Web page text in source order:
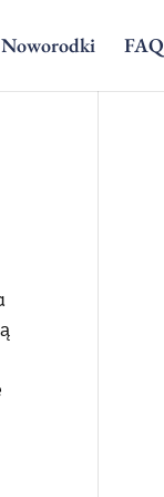
Noworodki FAQ